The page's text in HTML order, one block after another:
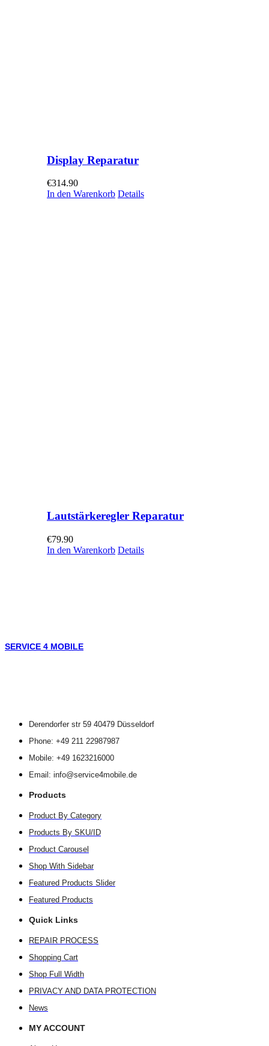
Display Reparatur
€314.90
In den Warenkorb Details
Lautstärkeregler Reparatur
€79.90
In den Warenkorb Details
SERVICE 4 MOBILE
Derendorfer str 59 40479 Düsseldorf
Phone: +49 211 22987987
Mobile: +49 1623216000
Email: info@service4mobile.de
Products
Product By Category
Products By SKU/ID
Product Carousel
Shop With Sidebar
Featured Products Slider
Featured Products
Quick Links
REPAIR PROCESS
Shopping Cart
Shop Full Width
PRIVACY AND DATA PROTECTION
News
MY ACCOUNT